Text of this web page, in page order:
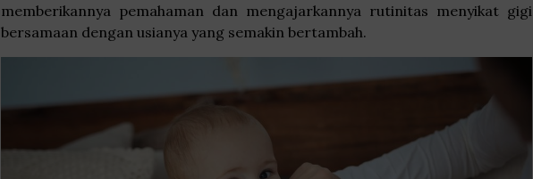
memberikannya pemahaman dan mengajarkannya rutinitas menyikat gigi
bersamaan dengan usianya yang semakin bertambah.